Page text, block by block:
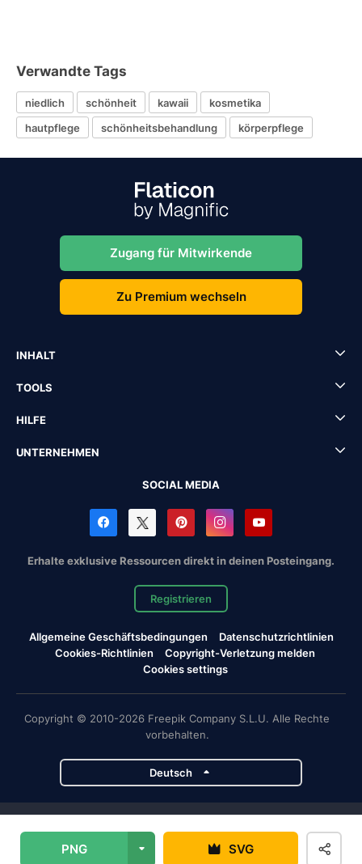
PNG SVG
Verwandte Tags
niedlich schönheit kawaii
kosmetika
hautpflege
schönheitsbehandlung körperpflege
Zugang für Mitwirkende
Zu Premium wechseln
INHALT
TOOLS
HILFE
UNTERNEHMEN
SOCIAL MEDIA
Erhalte exklusive Ressourcen direkt in deinen Posteingang.
Registrieren
Allgemeine Geschäftsbedingungen
Datenschutzrichtlinien
Cookies-Richtlinien
Copyright-Verletzung melden
Cookies settings
Copyright © 2010-2026 Freepik Company S.L.U. Alle Rechte
vorbehalten.
Deutsch